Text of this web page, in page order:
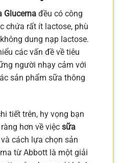
Glucerna đều có công
chứa rất ít lactose, phù
dung nạp lactose.
các vấn đề về tiêu
người nhạy cảm với
sản phẩm sữa thông
tiết trên, hy vọng bạn
hơn về việc sữa
và cách lựa chọn sản
từ Abbott là một giải